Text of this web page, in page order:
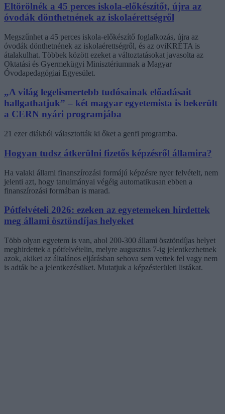
Eltörölnék a 45 perces iskola-előkészítőt, újra az
óvodák dönthetnének az iskolaérettségről
Megszűnhet a 45 perces iskola-előkészítő foglalkozás, újra az
óvodák dönthetnének az iskolaérettségről, és az oviKRÉTA is
átalakulhat. Többek között ezeket a változtatásokat javasolta az
Oktatási és Gyermekügyi Minisztériumnak a Magyar
Óvodapedagógiai Egyesület.
„A világ legelismertebb tudósainak előadásait
hallgathatjuk” – két magyar egyetemista is bekerült
a CERN nyári programjába
21 ezer diákból választották ki őket a genfi programba.
Hogyan tudsz átkerülni fizetős képzésről államira?
Ha valaki állami finanszírozási formájú képzésre nyer felvételt, nem
jelenti azt, hogy tanulmányai végéig automatikusan ebben a
finanszírozási formában is marad.
Pótfelvételi 2026: ezeken az egyetemeken hirdettek
meg állami ösztöndíjas helyeket
Több olyan egyetem is van, ahol 200-300 állami ösztöndíjas helyet
meghirdettek a pótfelvételin, melyre augusztus 7-ig jelentkezhetnek
azok, akiket az általános eljárásban sehova sem vettek fel vagy nem
is adták be a jelentkezésüket. Mutatjuk a képzésterületi listákat.